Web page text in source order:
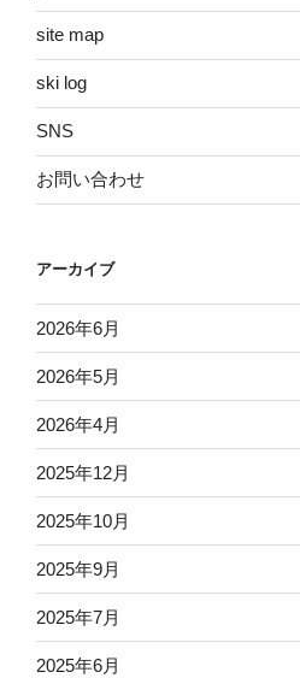
site map
ski log
SNS
お問い合わせ
アーカイブ
2026年6月
2026年5月
2026年4月
2025年12月
2025年10月
2025年9月
2025年7月
2025年6月